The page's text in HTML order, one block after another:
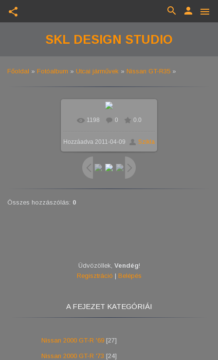
share menu
person
search
SKL DESIGN STUDIO
Főoldal » Fotóalbum » Utcai járművek » Nissan GT-R35 »
1198 0 0.0
Hozzáadva 2011-04-09 Szikla
Összes hozzászólás: 0
Üdvözöllek Vendég!
Regisztráció | Belépés
A FEJEZET KATEGÓRIÁI
Nissan 2000 GT-R '69 [27]
Nissan 2000 GT-R '73 [24]